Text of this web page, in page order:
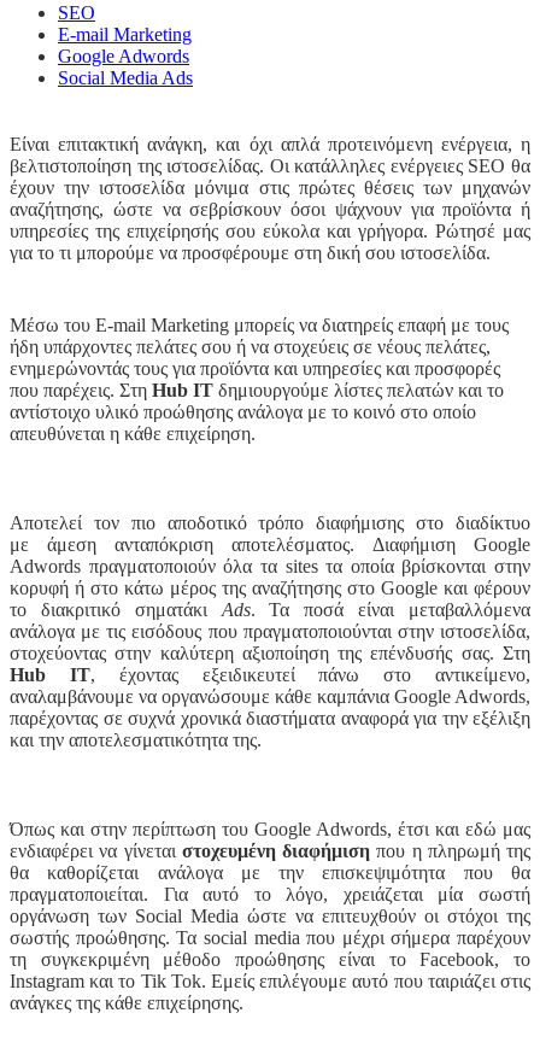
SEO
E-mail Marketing
Google Adwords
Social Media Ads
Είναι επιτακτική ανάγκη, και όχι απλά προτεινόμενη ενέργεια, η
βελτιστοποίηση της ιστοσελίδας. Οι κατάλληλες ενέργειες SEO θα
έχουν την ιστοσελίδα μόνιμα στις πρώτες θέσεις των μηχανών
αναζήτησης, ώστε να σεβρίσκουν όσοι ψάχνουν για προϊόντα ή
υπηρεσίες της επιχείρησής σου εύκολα και γρήγορα. Ρώτησέ μας
για το τι μπορούμε να προσφέρουμε στη δική σου ιστοσελίδα.
Μέσω του E-mail Marketing μπορείς να διατηρείς επαφή με τους
ήδη υπάρχοντες πελάτες σου ή να στοχεύεις σε νέους πελάτες,
ενημερώνοντάς τους για προϊόντα και υπηρεσίες και προσφορές
που παρέχεις. Στη Hub IT δημιουργούμε λίστες πελατών και το
αντίστοιχο υλικό προώθησης ανάλογα με το κοινό στο οποίο
απευθύνεται η κάθε επιχείρηση.
Αποτελεί τον πιο αποδοτικό τρόπο διαφήμισης στο διαδίκτυο
με άμεση ανταπόκριση αποτελέσματος. Διαφήμιση Google
Adwords πραγματοποιούν όλα τα sites τα οποία βρίσκονται στην
κορυφή ή στο κάτω μέρος της αναζήτησης στο Google και φέρουν
το διακριτικό σηματάκι Ads. Τα ποσά είναι μεταβαλλόμενα
ανάλογα με τις εισόδους που πραγματοποιούνται στην ιστοσελίδα,
στοχεύοντας στην καλύτερηαξιοποίηση της επένδυσής σας.Στη
Hub IT, έχοντας εξειδικευτεί πάνω στο αντικείμενο,
αναλαμβάνουμε να οργανώσουμε κάθε καμπάνια Google Adwords,
παρέχοντας σε συχνά χρονικά διαστήματα αναφορά για την εξέλιξη
και την αποτελεσματικότητα της.
Όπως και στην περίπτωση του Google Adwords, έτσι και εδώ μας
ενδιαφέρει να γίνεται στοχευμένη διαφήμιση που η πληρωμή της
θα καθορίζεται ανάλογα με την επισκεψιμότητα που θα
πραγματοποιείται. Για αυτό το λόγο, χρειάζεται μία σωστή
οργάνωση των Social Media ώστε να επιτευχθούν οι στόχοι της
σωστής προώθησης. Τα social media που μέχρι σήμερα παρέχουν
τη συγκεκριμένη μέθοδο προώθησης είναι το Facebook, το
Instagram και το Tik Tok. Εμείς επιλέγουμε αυτό που ταιριάζει στις
ανάγκες της κάθε επιχείρησης.